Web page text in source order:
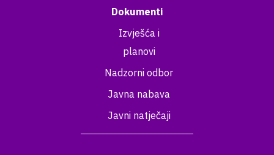
Dokumenti
Izvješća i
planovi
Nadzorni odbor
Javna nabava
Javni natječaji